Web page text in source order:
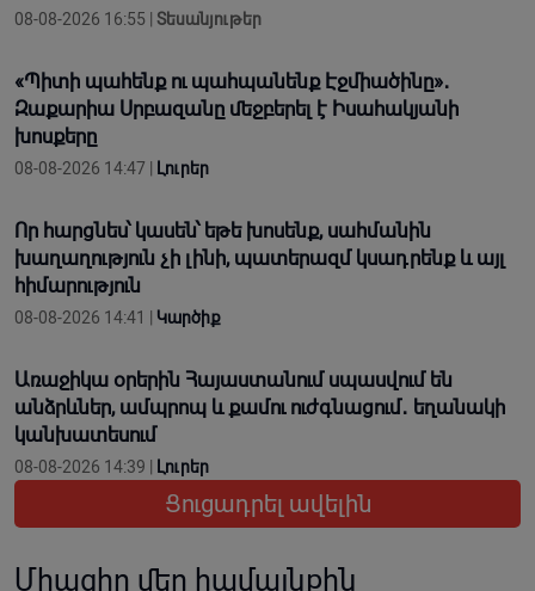
08-08-2026 16:55 | Տեսանյութեր
«Պիտի պահենք ու պահպանենք Էջմիածինը»․
Զաքարիա Սրբազանը մեջբերել է Իսահակյանի
խոսքերը
08-08-2026 14:47 | Լուրեր
Որ հարցնես՝ կասեն՝ եթե խոսենք, սահմանին
խաղաղություն չի լինի, պատերազմ կuադրենք և այլ
հիմարnւթյուն
08-08-2026 14:41 | Կարծիք
Առաջիկա օրերին Հայաստանում սպասվում են
անձրևներ, ամպրոպ և քամու ուժգնացում․ եղանակի
կանխատեսում
08-08-2026 14:39 | Լուրեր
Ցուցադրել ավելին
Միացիր մեր համայնքին